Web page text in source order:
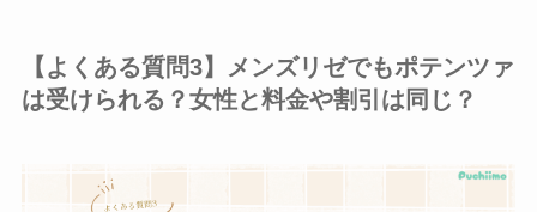
【よくある質問3】メンズリゼでもポテンツァ
は受けられる？女性と料金や割引は同じ？